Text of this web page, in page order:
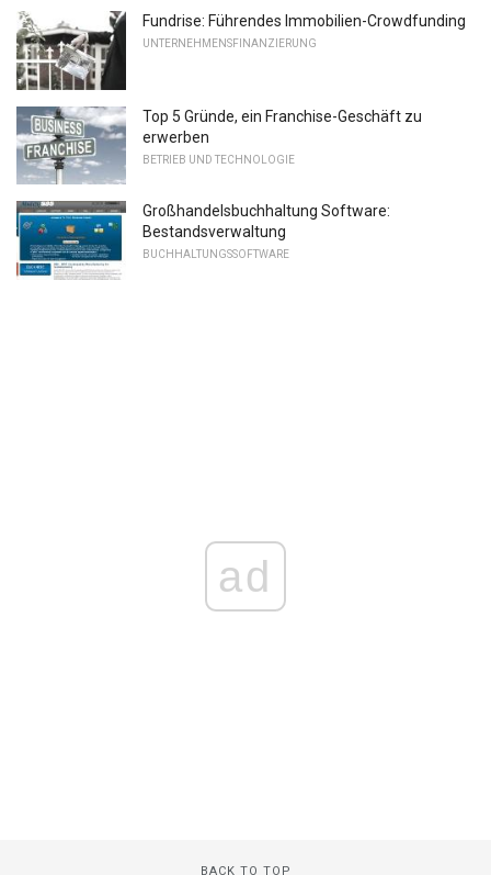
Fundrise: Führendes Immobilien-Crowdfunding
UNTERNEHMENSFINANZIERUNG
Top 5 Gründe, ein Franchise-Geschäft zu
erwerben
BETRIEB UND TECHNOLOGIE
Großhandelsbuchhaltung Software:
Bestandsverwaltung
BUCHHALTUNGSSOFTWARE
ad
BACK TO TOP